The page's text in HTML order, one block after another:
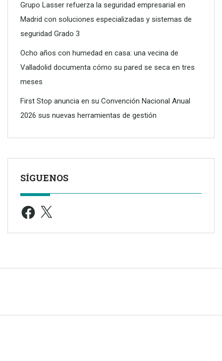
Grupo Lasser refuerza la seguridad empresarial en
Madrid con soluciones especializadas y sistemas de
seguridad Grado 3
Ocho años con humedad en casa: una vecina de
Valladolid documenta cómo su pared se seca en tres
meses
First Stop anuncia en su Convención Nacional Anual
2026 sus nuevas herramientas de gestión
SÍGUENOS
Facebook
X